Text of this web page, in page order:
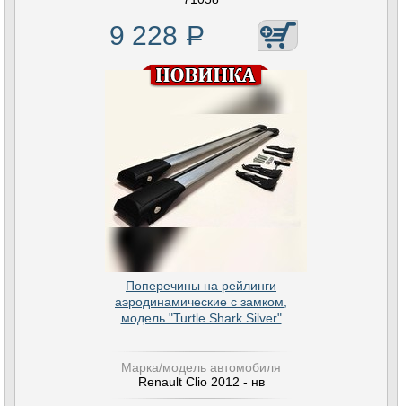
9 228 Р
Поперечины на рейлинги
аэродинамические с замком,
модель "Turtle Shark Silver"
Марка/модель автомобиля
Renault Clio 2012 - нв